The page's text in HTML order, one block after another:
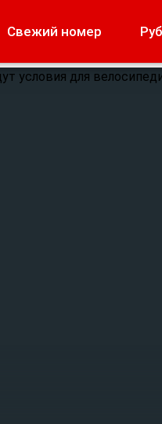
Свежий номер
Лето наших читателей